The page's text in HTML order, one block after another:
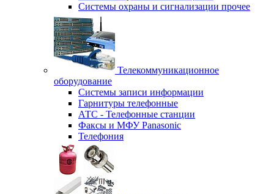
Системы охраны и сигнализации прочее
Телекоммуникационное
оборудование
Системы записи информации
Гарнитуры телефонные
АТС - Телефонные станции
Факсы и МФУ Panasonic
Телефония